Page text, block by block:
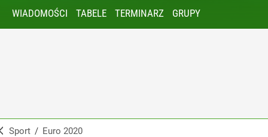
WIADOMOŚCI TABELE TERMINARZ GRUPY
Sport / Euro 2020